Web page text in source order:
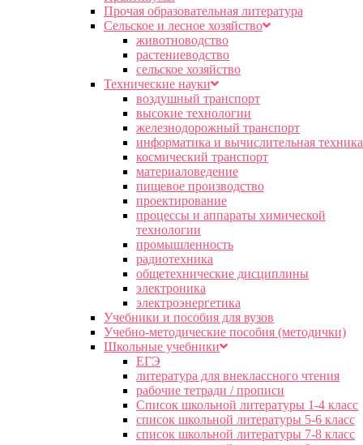
Прочая образовательная литература
Сельское и лесное хозяйство
животноводство
растениеводство
сельское хозяйство
Технические науки
воздушный транспорт
высокие технологии
железнодорожный транспорт
информатика и вычислительная техника
космический транспорт
материаловедение
пищевое производство
проектирование
процессы и аппараты химической
технологии
промышленность
радиотехника
общетехнические дисциплины
электроника
электроэнергетика
Учебники и пособия для вузов
Учебно-методические пособия (методички)
Школьные учебники
ЕГЭ
литература для внеклассного чтения
рабочие тетради / прописи
Список школьной литературы 1-4 класс
список школьной литературы 5-6 класс
список школьной литературы 7-8 класс